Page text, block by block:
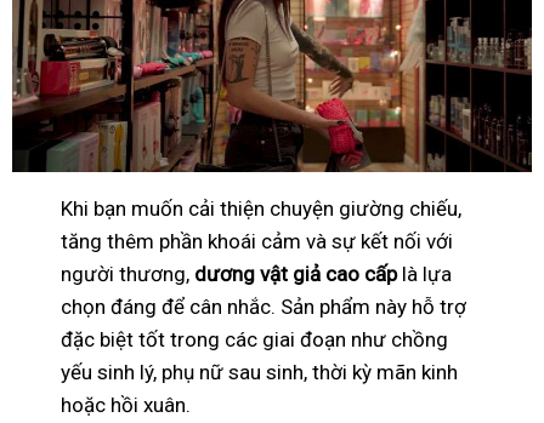
Khi bạn muốn cải thiện chuyện giường chiếu,
tăng thêm phần khoái cảm và sự kết nối với
người thương, dương vật giả cao cấplà lựa
chọn đáng để cân nhắc. Sản phẩm này hỗ trợ
đặc biệt tốt trong các giai đoạn như chồng
yếu sinh lý, phụ nữ sau sinh, thời kỳ mãn kinh
hoặc hồi xuân.